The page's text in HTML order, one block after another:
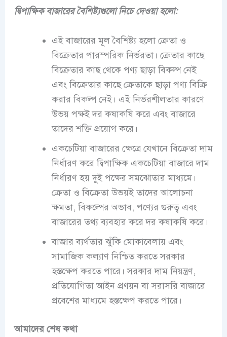
দ্বিপাক্ষিক বাজারের বৈশিষ্ট্যগুলো নিচে দেওয়া হলো:
এই বাজারের মূল বৈশিষ্ট্য হলো ক্রেতা ও
বিক্রেতার পারস্পরিক নির্ভরতা। ক্রেতার কাছে
বিক্রেতার কাছ থেকে পণ্য ছাড়া বিকল্প নেই
এবং বিক্রেতার কাছে ক্রেতাকে ছাড়া পণ্য বিক্রি
করার বিকল্প নেই। এই নির্ভরশীলতার কারণে
উভয় পক্ষই দর কষাকষি করে এবং বাজারে
তাদের শক্তি প্রয়োগ করে।
একচেটিয়া বাজারের ক্ষেত্রে যেখানে বিক্রেতা দাম
নির্ধারণ করে দ্বিপাক্ষিক একচেটিয়া বাজারে দাম
নির্ধারণ হয় দুই পক্ষের সমঝোতার মাধ্যমে।
ক্রেতা ও বিক্রেতা উভয়ই তাদের আলোচনা
ক্ষমতা, বিকল্পের অভাব, পণ্যের গুরুত্ব এবং
বাজারের তথ্য ব্যবহার করে দর কষাকষি করে।
বাজার ব্যর্থতার ঝুঁকি মোকাবেলায় এবং
সামাজিক কল্যাণ নিশ্চিত করতে সরকার
হস্তক্ষেপ করতে পারে। সরকার দাম নিয়ন্ত্রণ,
প্রতিযোগিতা আইন প্রণয়ন বা সরাসরি বাজারে
প্রবেশের মাধ্যমে হস্তক্ষেপ করতে পারে।
আমাদের শেষ কথা